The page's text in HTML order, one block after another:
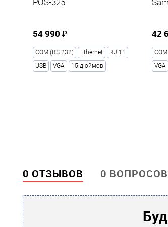
Габариты без упаковки (д/ш/в)
Прочие
POS-325
54 990 ₽
COM (RS-232) Ethernet
RJ-11
USB
VGA 15 дюймов
42
VGA
0 ОТЗЫВОВ 0 ВОПРОСОВ